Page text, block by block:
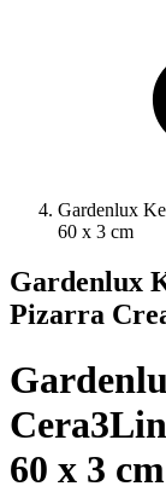
Gardenlux
60 x 3 cm
Gardenlux
Pizarra
60 x 3 cm